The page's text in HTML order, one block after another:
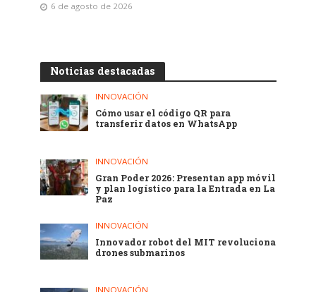
6 de agosto de 2026
Noticias destacadas
INNOVACIÓN
Cómo usar el código QR para
transferir datos en WhatsApp
INNOVACIÓN
Gran Poder 2026: Presentan app móvil
y plan logístico para la Entrada en La
Paz
INNOVACIÓN
Innovador robot del MIT revoluciona
drones submarinos
INNOVACIÓN